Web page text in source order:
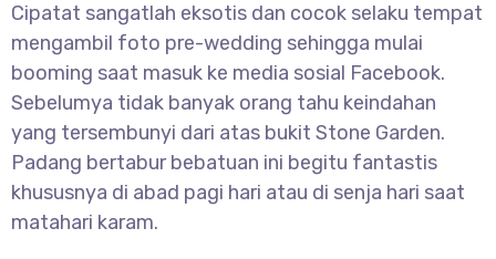
Cipatat sangatlah eksotis dan cocok selaku tempat
mengambil foto pre-wedding sehingga mulai
booming saat masuk ke media sosial Facebook.
Sebelumya tidak banyak orang tahu keindahan
yang tersembunyi dari atas bukit Stone Garden.
Padang bertabur bebatuan ini begitu fantastis
khususnya di abad pagi hari atau di senja hari saat
matahari karam.